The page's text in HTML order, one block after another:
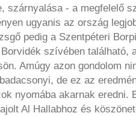
szárnyalása - a megfelelő
ugyanis az ország
pedig a Szentpéteri
szívében található,
Amúgy azon gondolom
de ez az
nyomába akarnak
Al Hallabhoz és